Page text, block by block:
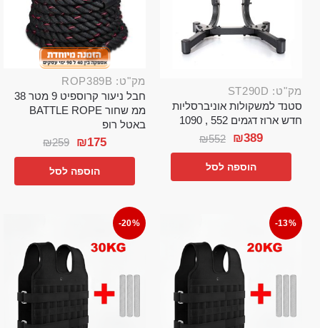
מק"ט: ST290D
סטנד למשקולות אוניברסליות
חדש ארוז דגמים 552 , 1090
₪552 ₪389
הוספה לסל
מק"ט: ROP389B
חבל ניעור קרוספיט 9 מטר 38
ממ שחור BATTLE ROPE
באטל רופ
₪259 ₪175
הוספה לסל
-13%
-20%